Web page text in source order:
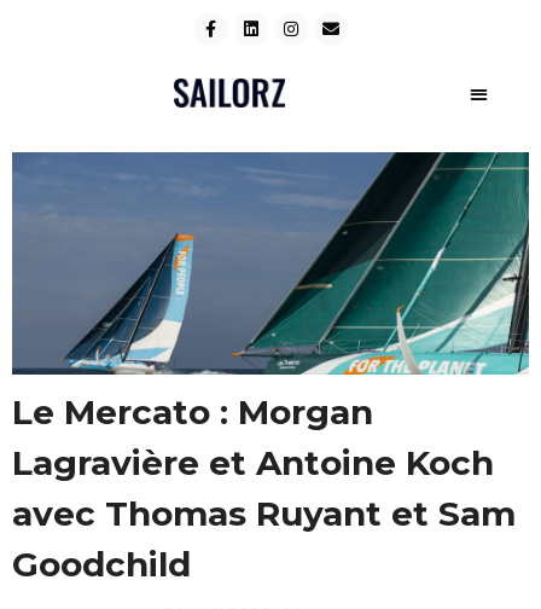
Le Mercato : Morgan
Lagravière et Antoine Koch
avec Thomas Ruyant et Sam
Goodchild